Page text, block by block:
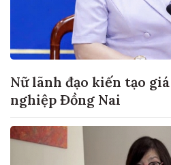
Nữ lãnh đạo kiến tạo
nghiệp Đồng Nai